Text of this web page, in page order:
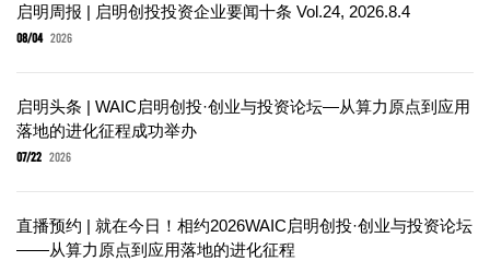
启明周报 | 启明创投投资企业要闻十条 Vol.24, 2026.8.4
08/04 2026
启明头条 | WAIC启明创投·创业与投资论坛—从算力原点到应用
落地的进化征程成功举办
07/22 2026
直播预约 | 就在今日！相约2026WAIC启明创投·创业与投资论坛
——从算力原点到应用落地的进化征程